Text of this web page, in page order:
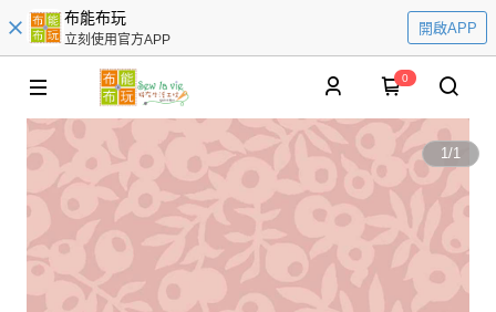
布能布玩
立刻使用官方APP
開啟APP
0
1/1